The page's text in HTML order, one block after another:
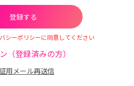
シーポリシーに同意してください
（登録済みの方）
用メール再送信